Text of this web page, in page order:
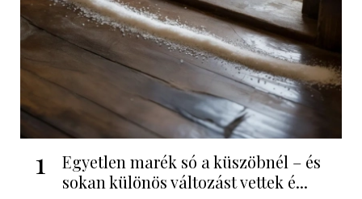
1
Egyetlen marék só a küszöbnél – és
sokan különös változást vettek é...